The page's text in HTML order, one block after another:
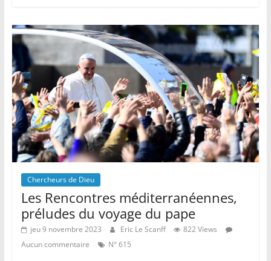
Chercheurs de Dieu
Les Rencontres méditerranéennes,
préludes du voyage du pape
jeu 9 novembre 2023 Eric Le Scanff
822 Views
Aucun commentaire
N° 615